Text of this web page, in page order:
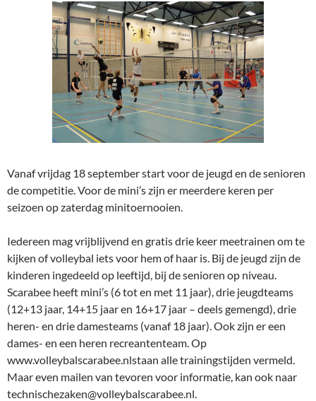
Vanaf vrijdag 18 september start voor de jeugd en de senioren
de competitie. Voor de mini’s zijn er meerdere keren per
seizoen op zaterdag minitoernooien.
Iedereen mag vrijblijvend en gratis drie keer meetrainen om te
kijken of volleybal iets voor hem of haar is. Bij de jeugd zijn de
kinderen ingedeeld op leeftijd, bij de senioren op niveau.
Scarabee heeft mini’s (6 tot en met 11 jaar), drie jeugdteams
(12+13 jaar, 14+15 jaar en 16+17 jaar – deels gemengd), drie
heren- en drie damesteams (vanaf 18 jaar). Ook zijn er een
dames- en een heren recreantenteam. Op
www.volleybalscarabee.nlstaan alle trainingstijden vermeld.
Maar even mailen van tevoren voor informatie, kan ook naar
technischezaken@volleybalscarabee.nl.